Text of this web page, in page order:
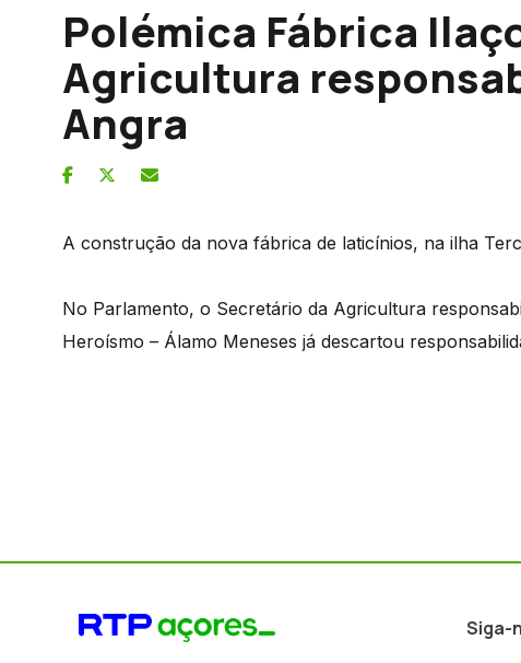
Polémica Fábrica
Agricultura
Angra
A construção da nova fábrica de laticínios, na ilha
No Parlamento, o Secretário da Agricultura
Heroísmo – Álamo Meneses já descartou
Siga-